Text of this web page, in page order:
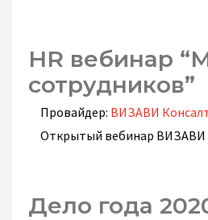
HR вебинар
сотрудников”
Провайдер: ВИЗАВИ
Открытый вебинар ВИЗАВИ
Дело года